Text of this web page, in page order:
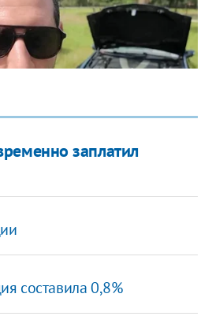
заплатил
составила 0,8%